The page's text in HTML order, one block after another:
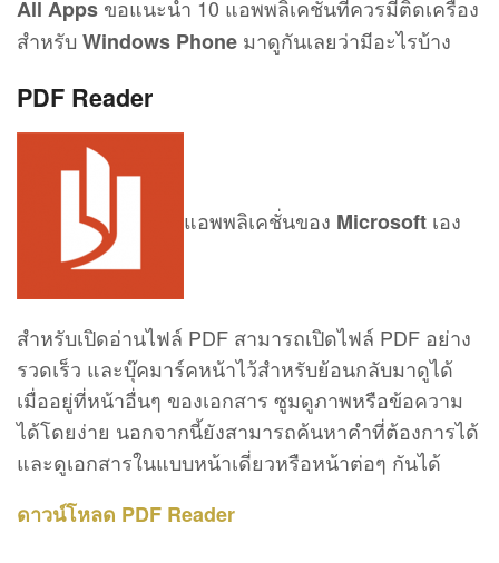
All Apps ขอแนะนำ 10 แอพพลิเคชั่นที่ควรมีติดเครื่อง
สำหรับ Windows Phone มาดูกันเลยว่ามีอะไรบ้าง
PDF Reader
แอพพลิเคชั่นของ Microsoft เอง
สำหรับเปิดอ่านไฟล์ PDF สามารถเปิดไฟล์ PDF อย่าง
รวดเร็ว และบุ๊คมาร์คหน้าไว้สำหรับย้อนกลับมาดูได้
เมื่ออยู่ที่หน้าอื่นๆ ของเอกสาร ซูมดูภาพหรือข้อความ
ได้โดยง่าย นอกจากนี้ยังสามารถค้นหาคำที่ต้องการได้
และดูเอกสารในแบบหน้าเดี่ยวหรือหน้าต่อๆ กันได้
ดาวน์โหลด PDF Reader